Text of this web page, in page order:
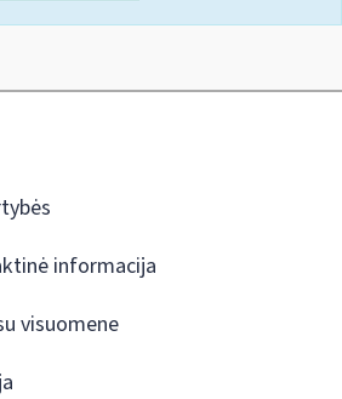
informacija
visuomene